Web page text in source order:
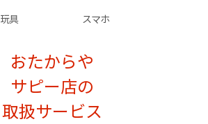
玩具 スマホ
おたからや
サピー店の
取扱サービス